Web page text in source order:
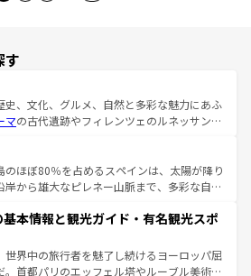
す
史、文化、グルメ、自然と多彩な魅力にあふ
マの古代遺跡やフィレンツェのルネッサンス
ーナの美しい田園風景やアマルフィ海岸の絶
景観も見逃せない。観光の合間には、本場の
など、絶品のイタリア料理を堪能することも
イタリアで、忘れられない旅をしてみよう！
タリア情報は
のほぼ80％を占めるスペインは、太陽が降り
岸から雄大なピレネー山脈まで、多彩な自然
この国では、情熱的なフラメンコ、熱気あふ
して美味しいタパスが生活の一部となってい
リードの洗練された雰囲気や、バルセロナの
た街角から、地方では古代ローマ遺跡や中世
本情報と観光ガイド・有名観光スポ
世界中の旅行者を魅了し続けるヨーロッパ屈
。首都パリのエッフェル塔やルーブル美術館